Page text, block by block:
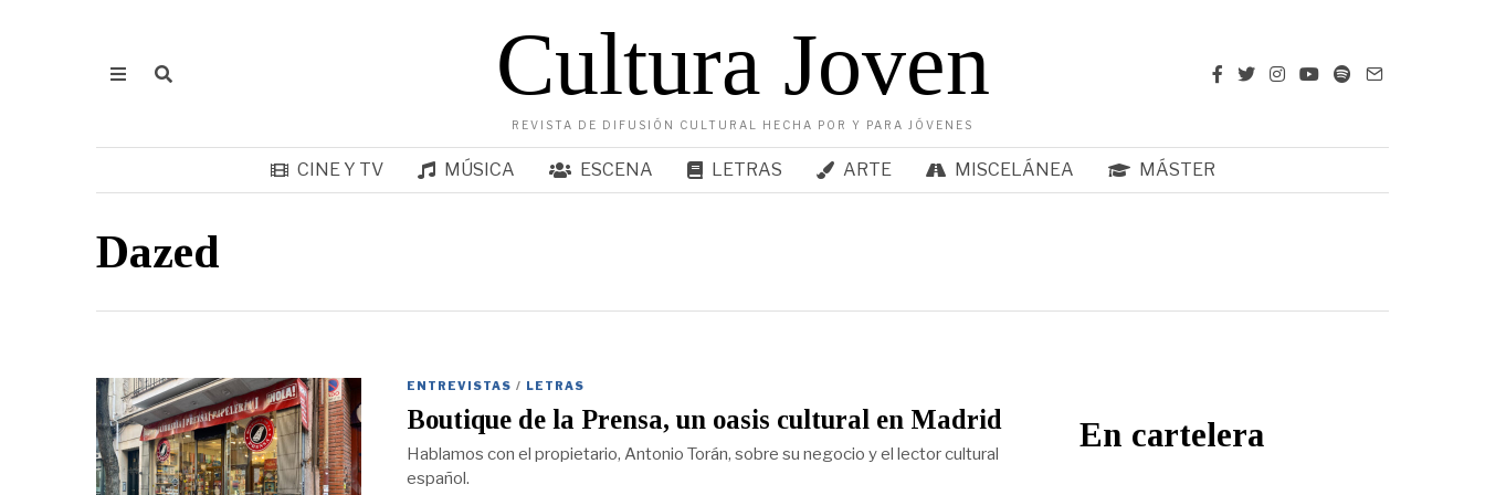
Cultura Joven
REVISTA DE DIFUSIÓN CULTURAL HECHA POR Y PARA JÓVENES
CINE Y TV MÚSICA ESCENA LETRAS ARTE MISCELÁNEA MÁSTER
Dazed
ENTREVISTAS / LETRAS
Boutique de la Prensa, un oasis cultural en Madrid
Hablamos con el propietario, Antonio Torán, sobre su negocio y el lector cultural
español.
En cartelera